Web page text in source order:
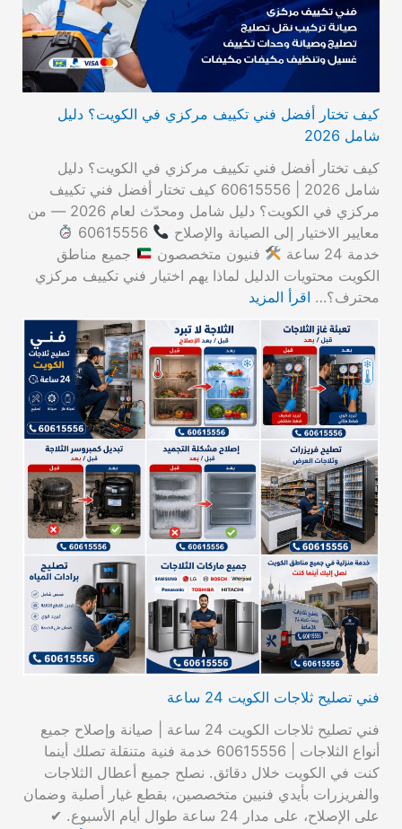
كيف تختار أفضل فني تكييف مركزي في الكويت؟ دليل
شامل 2026
كيف تختار أفضل فني تكييف مركزي في الكويت؟ دليل
شامل 2026 | 60615556 كيف تختار أفضل فني تكييف
مركزي في الكويت؟ دليل شامل ومحدّث لعام 2026 — من
معايير الاختيار إلى الصيانة والإصلاح
خدمة 24 ساعة
فنيون متخصصون
جميع مناطق
الكويت محتويات الدليل لماذا يهم اختيار فني تكييف مركزي
محترف؟… اقرأ المزيد
فني تصليح ثلاجات الكويت 24 ساعة
فني تصليح ثلاجات الكويت 24 ساعة | صيانة وإصلاح جميع
أنواع الثلاجات | 60615556 خدمة فنية متنقلة تصلك أينما
كنت في الكويت خلال دقائق. نصلح جميع أعطال الثلاجات
والفريزرات بأيدي فنيين متخصصين، بقطع غيار أصلية وضمان
على الإصلاح، على مدار 24 ساعة طوال أيام الأسبوع. ✔